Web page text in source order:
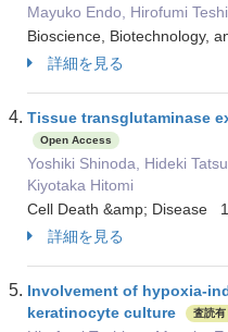
Mayuko Endo, Hirofumi
Bioscience, Biotechnology,
詳細を見る
Tissue transglutaminase
Open Access
Yoshiki Shinoda, Hideki
Kiyotaka Hitomi
Cell Death &amp; Disease
詳細を見る
Involvement of
keratinocyte culture
査読有